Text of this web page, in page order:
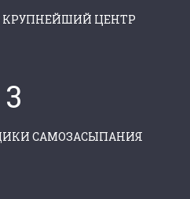
КРУПНЕЙШИЙ ЦЕНТР
3
САМОЗАСЫПАНИЯ